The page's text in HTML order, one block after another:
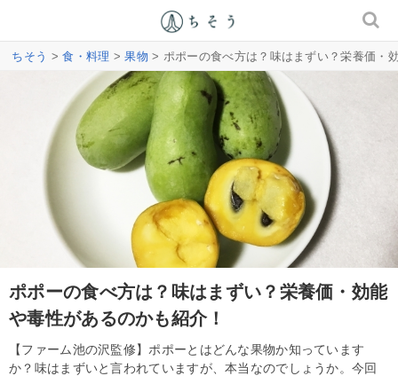
ちそう >食・料理 >果物 > ポポーの食べ方は？味はまずい？栄養価・
ポポーの食べ方は？味はまずい？栄養価・効能
や毒性があるのかも紹介！
【ファーム池の沢監修】ポポーとはどんな果物か知っています
か？味はまずいと言われていますが、本当なのでしょうか。今回